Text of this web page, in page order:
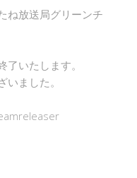
ね放送局グリーンチ
いたします。
ました。